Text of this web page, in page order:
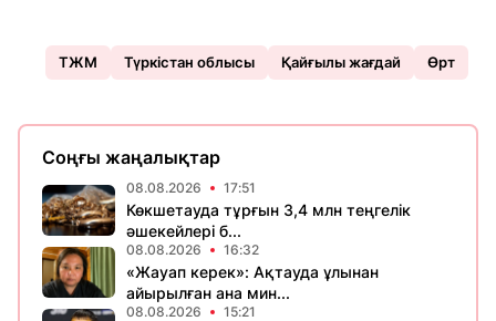
ТЖМ Түркістан облысы Қайғылы жағдай Өрт
Соңғы жаңалықтар
08.08.2026 17:51
Көкшетауда тұрғын 3,4 млн теңгелік
әшекейлері б...
08.08.2026 16:32
«Жауап керек»: Ақтауда ұлынан
айырылған ана мин...
08.08.2026 15:21